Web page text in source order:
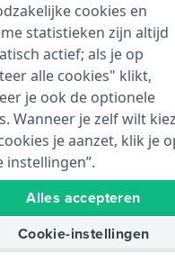
In Winkelwagen
39 mm en is
wordt het horloge
cookies en
statistieken zijn altijd
actief; als je op
alle cookies" klikt,
je ook de optionele
Wanneer je zelf wilt
je aanzet, klik je
instellingen”.
Alles accepteren
Cookie-instellingen